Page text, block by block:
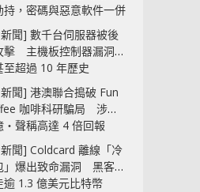
持，密碼與惡意軟件一併
聞] 數千台伺服器被後
擊 主機板控制器漏洞部
至超過 10 年歷史
聞] 港澳聯合搗破 Fun
咖啡科研騙局 涉款
‧聲稱高達 4 倍回報
聞] Coldcard 離線「冷
」爆出致命漏洞 黑客已
逾 1.3 億美元比特幣